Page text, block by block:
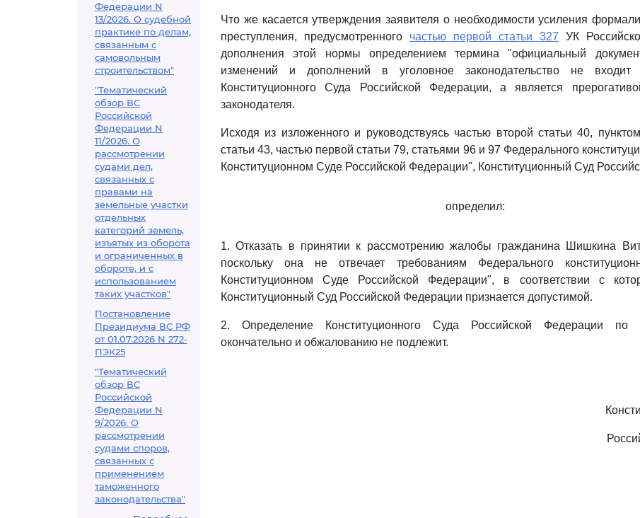
Федерации N
13/2026. О судебной
практике по делам,
связанным с
самовольным
строительством"
"Тематический
обзор ВС
Российской
Федерации N
11/2026. О
рассмотрении
судами дел,
связанных с
правами на
земельные участки
отдельных
категорий земель,
изъятых из оборота
и ограниченных в
обороте, и с
использованием
таких участков"
Постановление
Президиума ВС РФ
от 01.07.2026 N 272-
ПЭК25
"Тематический
обзор ВС
Российской
Федерации N
9/2026. О
рассмотрении
судами споров,
связанных с
применением
таможенного
законодательства"
Что же касается утверждения заявителя о необходимости усиления
преступления, предусмотренного частью первой статьи 327 УК
дополнения этой нормы определением термина "официальный
изменений и дополнений в уголовное законодательство не
Конституционного Суда Российской Федерации, а является
законодателя.
Исходя из изложенного и руководствуясь частью второй статьи 40,
статьи 43, частью первой статьи 79, статьями 96 и 97 Федерального
Конституционном Суде Российской Федерации", Конституционный Суд
определил:
1. Отказать в принятии к рассмотрению жалобы гражданина Шишкина
поскольку она не отвечает требованиям Федерального
Конституционном Суде Российской Федерации", в соответствии с
Конституционный Суд Российской Федерации признается допустимой.
2. Определение Конституционного Суда Российской Федерации по
окончательно и обжалованию не подлежит.